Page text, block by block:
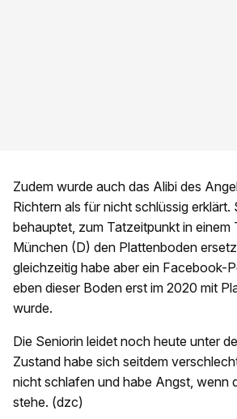
Zudem wurde auch das Alibi des
Richtern als für nicht schlüssig erklärt.
behauptet, zum Tatzeitpunkt in einem
München (D) den Plattenboden
gleichzeitig habe aber ein Facebook-
eben dieser Boden erst im 2020 mit
wurde.
Die Seniorin leidet noch heute unter
Zustand habe sich seitdem
nicht schlafen und habe Angst, wenn
stehe. (dzc)